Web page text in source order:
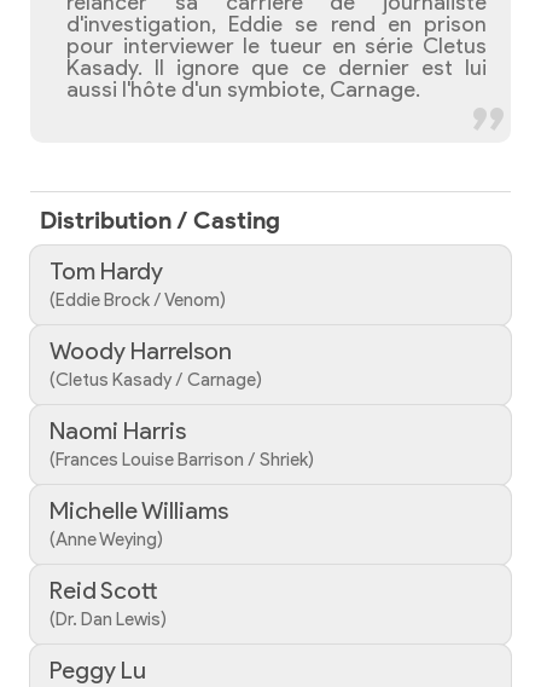
d'investigation, Eddie se rend en prison
pour interviewer le tueur en série Cletus
Kasady. Il ignore que ce dernier est lui
aussi l'hôte d'un symbiote, Carnage.
Distribution / Casting
Tom Hardy
(Eddie Brock / Venom)
Woody Harrelson
(Cletus Kasady / Carnage)
Naomi Harris
(Frances Louise Barrison / Shriek)
Michelle Williams
(Anne Weying)
Reid Scott
(Dr. Dan Lewis)
Peggy Lu